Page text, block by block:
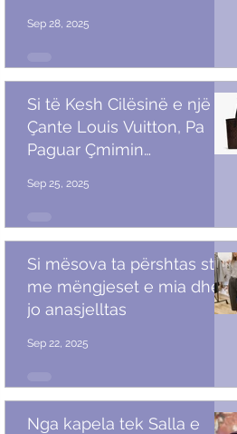
Sep 28, 2025
Si të Kesh Cilësinë e një
Çante Louis Vuitton, Pa
Paguar Çmimin
Sep 25, 2025
Si mësova ta përshtas stilin
me mëngjeset e mia dhe
jo anasjelltas
Sep 22, 2025
Nga kapela tek Salla e